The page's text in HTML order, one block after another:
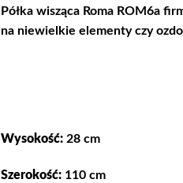
Półka wisząca Roma ROM6a
na niewielkie elementy czy
Wysokość: 28 cm
Szerokość: 110 cm